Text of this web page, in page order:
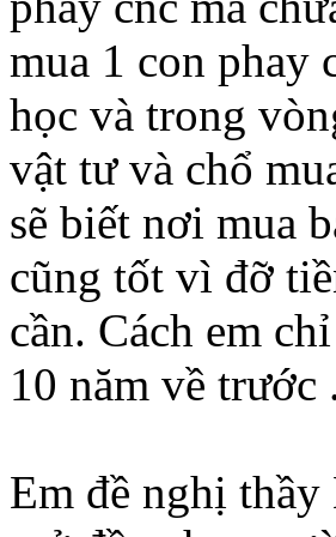
mua 1 con phay
học và trong
vật tư và chổ
sẽ biết nơi mua
cũng tốt vì đỡ
cần. Cách em
10 năm về trước
Em đề nghị